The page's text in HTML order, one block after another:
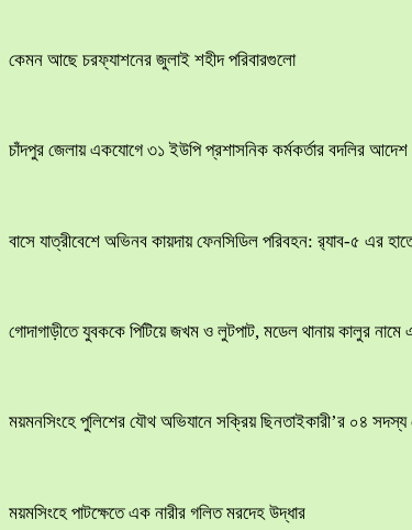
কেমন আছে চরফ্যাশনের জুলাই শহীদ পরিবারগুলো
চাঁদপুর জেলায় একযোগে ৩১ ইউপি প্রশাসনিক কর্মকর্তার বদলির আদেশ
বাসে যাত্রীবেশে অভিনব কায়দায় ফেনসিডিল পরিবহন: র‍্যাব-৫ এর
​গোদাগাড়ীতে যুবককে পিটিয়ে জখম ও লুটপাট, মডেল থানায় কালুর নামে
ময়মনসিংহে পুলিশের যৌথ অভিযানে সক্রিয় ছিনতাইকারী’র ০৪ সদস্য
ময়মসিংহে পাটক্ষেতে এক নারীর গলিত মরদেহ উদ্ধার